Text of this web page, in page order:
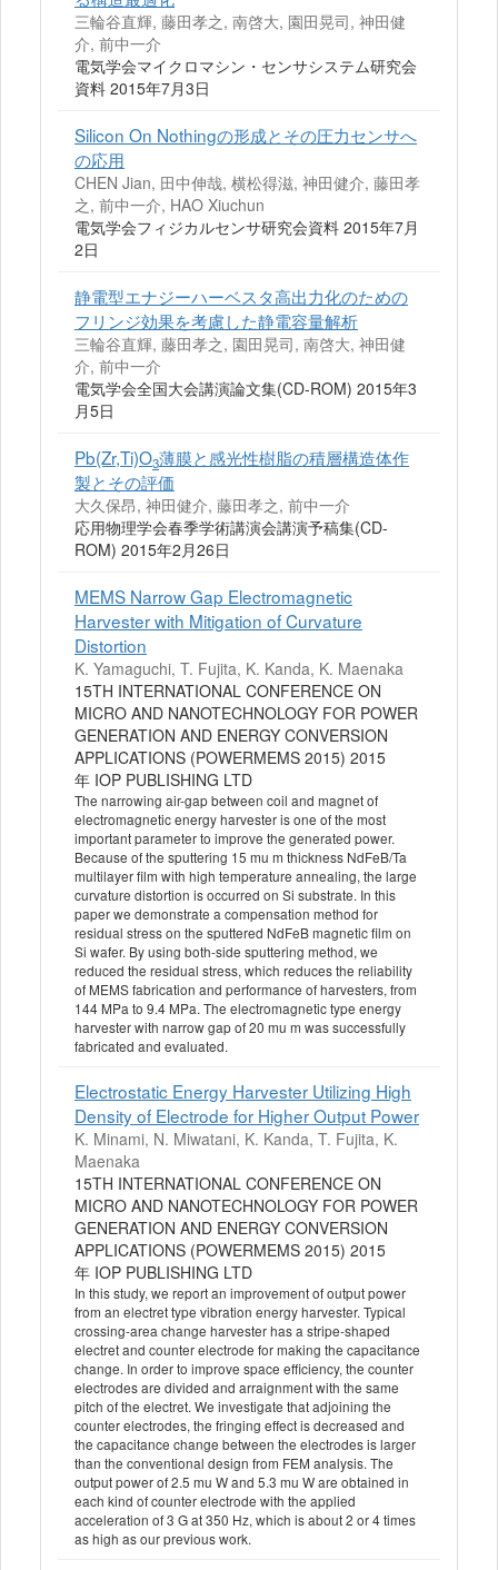
三輪谷直輝, 藤田孝之, 南啓大, 園田晃司, 神田健
介, 前中一介
電気学会マイクロマシン・センサシステム研究会
資料 2015年7月3日
Silicon On Nothingの形成とその圧力センサへ
の応用
CHEN Jian, 田中伸哉, 横松得滋, 神田健介, 藤田孝
之, 前中一介, HAO Xiuchun
電気学会フィジカルセンサ研究会資料 2015年7月
2日
静電型エナジーハーベスタ高出力化のための
フリンジ効果を考慮した静電容量解析
三輪谷直輝, 藤田孝之, 園田晃司, 南啓大, 神田健
介, 前中一介
電気学会全国大会講演論文集(CD-ROM) 2015年3
月5日
Pb(Zr,Ti)O3薄膜と感光性樹脂の積層構造体作
製とその評価
大久保昂, 神田健介, 藤田孝之, 前中一介
応用物理学会春季学術講演会講演予稿集(CD-
ROM) 2015年2月26日
MEMS Narrow Gap Electromagnetic
Harvester with Mitigation of Curvature
Distortion
K. Yamaguchi, T. Fujita, K. Kanda, K. Maenaka
15TH INTERNATIONAL CONFERENCE ON
MICRO AND NANOTECHNOLOGY FOR POWER
GENERATION AND ENERGY CONVERSION
APPLICATIONS (POWERMEMS 2015) 2015
年 IOP PUBLISHING LTD
The narrowing air-gap between coil and magnet of
electromagnetic energy harvester is one of the most
important parameter to improve the generated power.
Because of the sputtering 15 mu m thickness NdFeB/Ta
multilayer film with high temperature annealing, the large
curvature distortion is occurred on Si substrate. In this
paper we demonstrate a compensation method for
residual stress on the sputtered NdFeB magnetic film on
Si wafer. By using both-side sputtering method, we
reduced the residual stress, which reduces the reliability
of MEMS fabrication and performance of harvesters, from
144 MPa to 9.4 MPa. The electromagnetic type energy
harvester with narrow gap of 20 mu m was successfully
fabricated and evaluated.
Electrostatic Energy Harvester Utilizing High
Density of Electrode for Higher Output Power
K. Minami, N. Miwatani, K. Kanda, T. Fujita, K.
Maenaka
15TH INTERNATIONAL CONFERENCE ON
MICRO AND NANOTECHNOLOGY FOR POWER
GENERATION AND ENERGY CONVERSION
APPLICATIONS (POWERMEMS 2015) 2015
年 IOP PUBLISHING LTD
In this study, we report an improvement of output power
from an electret type vibration energy harvester. Typical
crossing-area change harvester has a stripe-shaped
electret and counter electrode for making the capacitance
change. In order to improve space efficiency, the counter
electrodes are divided and arraignment with the same
pitch of the electret. We investigate that adjoining the
counter electrodes, the fringing effect is decreased and
the capacitance change between the electrodes is larger
than the conventional design from FEM analysis. The
output power of 2.5 mu W and 5.3 mu W are obtained in
each kind of counter electrode with the applied
acceleration of 3 G at 350 Hz, which is about 2 or 4 times
as high as our previous work.